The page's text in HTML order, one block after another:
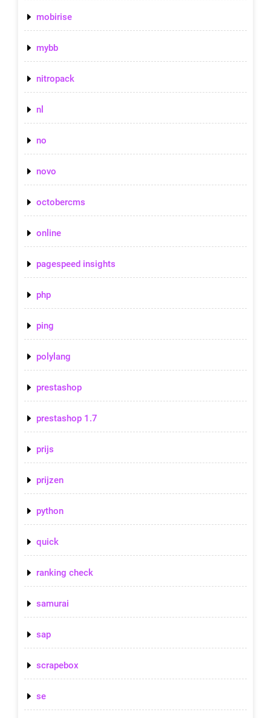
mobirise
mybb
nitropack
nl
no
novo
octobercms
online
pagespeed insights
php
ping
polylang
prestashop
prestashop 1.7
prijs
prijzen
python
quick
ranking check
samurai
sap
scrapebox
se